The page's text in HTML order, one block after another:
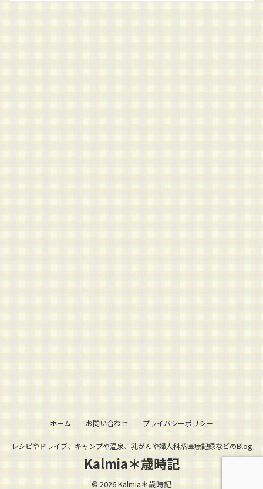
ホーム お問い合わせ プライバシーポリシー
レシピやドライブ、キャンプや温泉、乳がんや婦人科系医療記録などのBlog
Kalmia＊歳時記
© 2026 Kalmia＊歳時記